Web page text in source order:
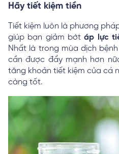
Hãy tiết kiệm tiền
Tiết kiệm luôn là phương
giúp bạn giảm bớtáp lực
Nhất là trong mùa dịch
cần được đẩy mạnh hơn
tăng khoản tiết kiệm của cá
càng tốt.